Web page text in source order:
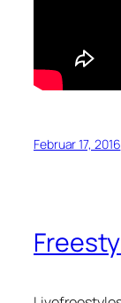
Februar 17, 2016